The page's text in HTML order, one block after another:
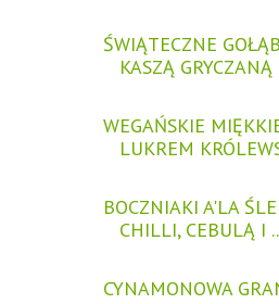
ŚWIĄTECZNE
KASZĄ GRYCZANĄ
WEGAŃSKIE
LUKREM
BOCZNIAKI A'LA
CHILLI, CEBULĄ I
CYNAMONOWA